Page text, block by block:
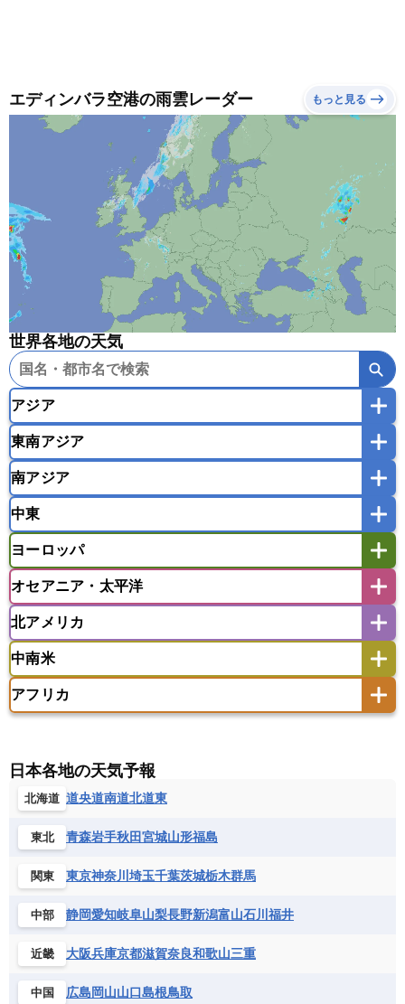
エディンバラ空港の雨雲レーダー もっと見る
世界各地の天気
アジア
韓国
モンゴル
東南アジア
インドネシア
マレーシア
ミャンマー
ラオス人民民主共和国
東ティモール民主共和国
南アジア
バングラデシュ
モルディブ
中東
アフガニスタン
イスラエル
ウズベキスタン
オマーン
カザフスタン
カタール
キプロス
キルギス
タジキスタン
バーレーン
ヨルダン レバノン
ヨーロッパ
アイスランド
アゼルバイジャン
イギリス
イタリア
ウクライナ
エストニア
オランダ
オーストリア
ギリシャ
スロバキア
スロベニア共和国
チェコ
デンマーク
フランス
ベルギー
ボスニア・ヘルツェゴビナ
モナコ公国
モルドバ
モンテネグロ
ラトビア
リトアニア
リヒテンシュタイン
オセアニア・太平洋
アメリカ領サモア
サモア独立国
ソロモン諸島
タヒチ
ツバル
トンガ ナウル共和国
ニウエ
バヌアツ
パプアニューギニア
ワリス・フテュナ
北アメリカ
バーミューダ諸島
中南米
アメリカ領バージン諸島
キューバ
グアテマラ
グレナダ
ケイマン諸島
コロンビア
ジャマイカ
セントクリストファー・ネービス
セントビンセント及びグレナディーン諸島
セントルシア
チリ
トリニダード・トバゴ
ドミニカ共和国
ニカラグア共和国
ハイチ共和国
バルバドス
パナマ
アフリカ
エジプト
エスワティニ王国
エリトリア国
カメルーン
ギニアビサウ共和国
ケニア
コンゴ共和国
コンゴ民主共和国
コートジボワール
サントメ・プリンシペ民主共和国
ザンビア共和国
シエラレオネ共和国
ジブチ共和国
ジンバブエ
セントヘレナ諸島
セーシェル
日本各地の天気予報
北海道 道央道南道北道東
東北 青森岩手秋田宮城山形福島
関東 東京神奈川 埼玉千葉茨城栃木群馬
中部 静岡愛知岐阜山梨長野新潟富山石川 福井
近畿 大阪兵庫京都滋賀奈良和歌山三重
中国 広島岡山山口島根鳥取